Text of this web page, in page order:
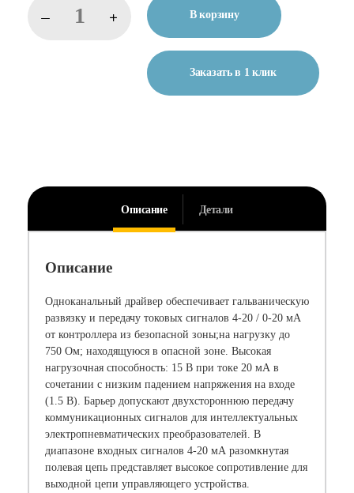
В корзину
Заказать в 1 клик
Описание Детали
Описание
Одноканальный драйвер обеспечивает гальваническую
развязку и передачу токовых сигналов 4-20 / 0-20 мА
от контроллера из безопасной зоны;на нагрузку до
750 Ом; находящуюся в опасной зоне. Высокая
нагрузочная способность: 15 В при токе 20 мА в
сочетании с низким падением напряжения на входе
(1.5 В). Барьер допускают двухстороннюю передачу
коммуникационных сигналов для интеллектуальных
электропневматических преобразователей. В
диапазоне входных сигналов 4-20 мА разомкнутая
полевая цепь представляет высокое сопротивление для
выходной цепи управляющего устройства.